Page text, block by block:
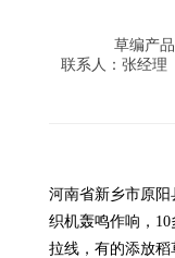
草编产
联系人：张经理
河南省新乡市原
织机轰鸣作响，
拉线，有的添放